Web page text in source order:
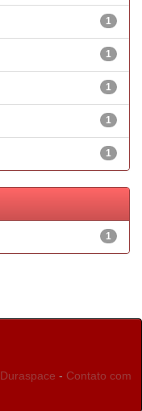
1
1
1
1
1
1
Duraspace - Contato com